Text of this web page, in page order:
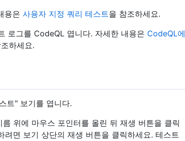
용은 사용자 지정 쿼리 테스트을 참조하세요.
로그를 CodeQL 엽니다. 자세한 내용은 CodeQL에
하세요.
트" 보기를 엽니다.
위에 마우스 포인터를 올린 뒤 재생 버튼을 클릭
면 보기 상단의 재생 버튼을 클릭하세요. 테스트